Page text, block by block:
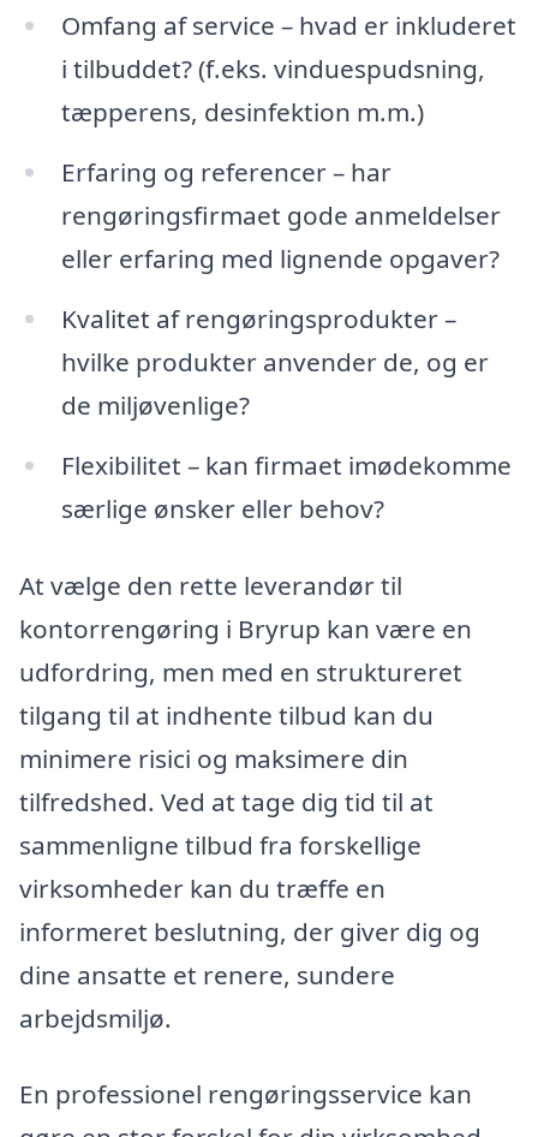
Omfang af service – hvad er inkluderet
i tilbuddet? (f.eks. vinduespudsning,
tæpperens, desinfektion m.m.)
Erfaring og referencer – har
rengøringsfirmaet gode anmeldelser
eller erfaring med lignende opgaver?
Kvalitet af rengøringsprodukter –
hvilke produkter anvender de, og er
de miljøvenlige?
Flexibilitet – kan firmaet imødekomme
særlige ønsker eller behov?
At vælge den rette leverandør til
kontorrengøring i Bryrup kan være en
udfordring, men med en struktureret
tilgang til at indhente tilbud kan du
minimere risici og maksimere din
tilfredshed. Ved at tage dig tid til at
sammenligne tilbud fra forskellige
virksomheder kan du træffe en
informeret beslutning, der giver dig og
dine ansatte et renere, sundere
arbejdsmiljø.
En professionel rengøringsservice kan